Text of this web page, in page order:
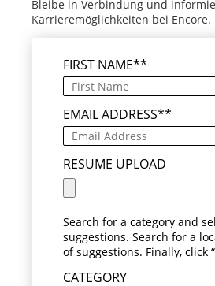
Bleibe in Verbindung und
Karrieremöglichkeiten bei Encore.
FIRST NAME*
EMAIL ADDRESS*
RESUME UPLOAD
Search for a category and
suggestions. Search for a
of suggestions. Finally, click
CATEGORY